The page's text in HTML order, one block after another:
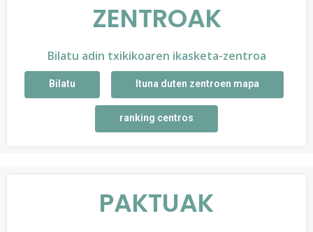
ZENTROAK
Bilatu adin txikikoaren ikasketa-zentroa
Bilatu Ituna duten zentroen mapa
ranking centros
PAKTUAK